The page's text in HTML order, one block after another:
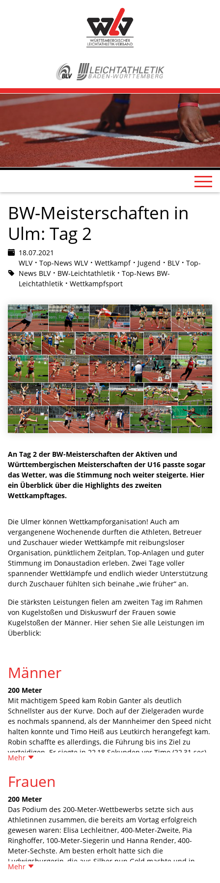
BW-Meisterschaften in
Ulm: Tag 2
18.07.2021
WLV
Top-News WLV Wettkampf Jugend BLV
Top-
News BLV
BW-Leichtathletik
Top-News BW-
Leichtathletik
Wettkampfsport
An Tag 2 der BW-Meisterschaften der Aktiven und
Württembergischen Meisterschaften der U16 passte sogar
das Wetter, was die Stimmung noch weiter steigerte. Hier
ein Überblick über die Highlights des zweiten
Wettkampftages.
Die Ulmer können Wettkampforganisation! Auch am
vergangenene Wochenende durften die Athleten, Betreuer
und Zuschauer wieder Wettkämpfe mit reibungsloser
Organisation, pünktlichem Zeitplan, Top-Anlagen und guter
Stimmung im Donaustadion erleben. Zwei Tage voller
spannender Wettklämpfe und endlich wieder Unterstützung
durch Zuschauer fühlten sich beinahe „wie früher“ an.
Die stärksten Leistungen fielen am zweiten Tag im Rahmen
von Kugelstoßen und Diskuswurf der Frauen sowie
Kugelstoßen der Männer. Hier sehen Sie alle Leistungen im
Überblick:
Männer
200 Meter
Mit mächtigem Speed kam Robin Ganter als deutlich
Schnellster aus der Kurve. Doch auf der Zielgeraden wurde
es nochmals spannend, als der Mannheimer den Speed nicht
halten konnte und Timo Heiß aus Leutkirch herangefegt kam.
Robin schaffte es allerdings, die Führung bis ins Ziel zu
verteidigen. Er siegte in 22,18 Sekunden vor Timo (22,31 sec)
und Maximilian Dillitzer (VfL Sindelfingen; 22,70 sec). Das war
Hundertstelentscheidung im ersten Männer-Wettbewerb des
Tages! Um festzustellen, wer den Baden-Württembergischen
Titel mit nach Hause nehmen würde, musste das Zielfoto
ganz genau ausgewertet werden. Denn die
Tempoverschärfung auf den letzten 200 Metern des
Titelverteidigers Omar Jammeh (MTG Mannheim) hatte Tim
Holzapfel (Unterländer LG) zwar nicht ganz mitgehen können.
Mehr
Frauen
200 Meter
Das Podium des 200-Meter-Wettbewerbs setzte sich aus
Athletinnen zusammen, die bereits am Vortag erfolgreich
gewesen waren: Elisa Lechleitner, 400-Meter-Zweite, Pia
Ringhoffer, 100-Meter-Siegerin und Hanna Render, 400-
Meter-Sechste. Am besten erholt hatte sich die
Ludwigsburgerin, die aus Silber nun Gold machte und in
24,24 eine tolle Zeit lief. Pia Ringhoffer wurde dieses Mal
Mehr